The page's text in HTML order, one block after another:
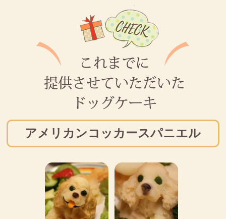
アメリカンコッカースパニエル